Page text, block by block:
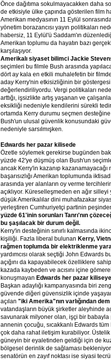
Önce dağıtıma sokulmayacakken daha
de etkisiyle ülke çapında gösterilen film
Amerikan medyasının 11 Eylül
yönetim borazancısı yayın politikaları
habersiz, 11 Eylül'ü Saddam'ın
Amerikan toplumu da hayatın bazı
karşılaşıyor.
Amerikalı siyaset bilimci Jackie
seçimleri bu filmle Bush arasında
dört ay kala en etkili muhalefetin bir
aday Kerry'nin etkisizliğinin bir
değerlendiriliyordu. Vergi politikaları
arttığı, işsizlikte artış yaşanan ve
eksikliği nedeniyle kendilerini sürekli
ortamda Kerry durumu seçmen
Bush'un ulusal güvenlik konusundaki
nedeniyle sarsılmışken.
Edwards her pazar kilisede
Özetle söylemek gerekirse bugünden
yüzde 42'ye düşmüş olan Bush'un
ancak Kerry'in kazanıp kazanamayacağı
başarısızlığı Amerikan toplumunda
arasında yer alanların oy verme
açıklıyor. Küreselleşmeden en ağır
düşük Amerikalılar dini muhafazakar
yerleştiren Cumhuriyetçi partinin
yüzde 61'inin sorunları Tanrı'nın
bu şaşılacak bir durum değil.
Kerry'in desteğinin sınırlı kalmasında
kişiliği. Fazla liberal bulunan Kerry,
rağmen toplumda bir elektriklenme
yardımcısı olarak seçtiği John Edwards
açığını da kapayabilecek özelliklere
kazada kaybeden ve acısını içine
konuşmayan Edwards her pazar
Başkan adaylığı kampanyasında biri
güvende diğeri güvensizlik içinde
açılan "iki Amerika"nın varlığından
vatandaşların büyük şirketler aleyhinde
savunarak milyoner olan, işçi bir babayla
annenin çocuğu, sıcakkanlı Edwards
çok daha rahat iletişim kurabiliyor.
güneyin bir eyaletinden geldiği için de
bölgesel derinlik de sağlaması
senatörün en zayıf noktası ise siyasi